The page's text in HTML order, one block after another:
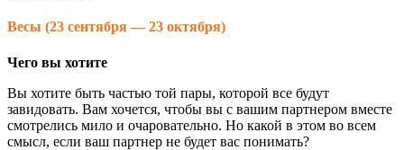
Весы (23 сентября — 23 октября)
Чего вы хотите
Вы хотите быть частью той пары, которой все будут
завидовать. Вам хочется, чтобы вы с вашим партнером вместе
смотрелись мило и очаровательно. Но какой в этом во всем
смысл, если ваш партнер не будет вас понимать?